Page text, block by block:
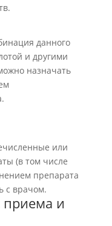
данного
и другими
назначать
или
(в том числе
препарата
с врачом.
приема и